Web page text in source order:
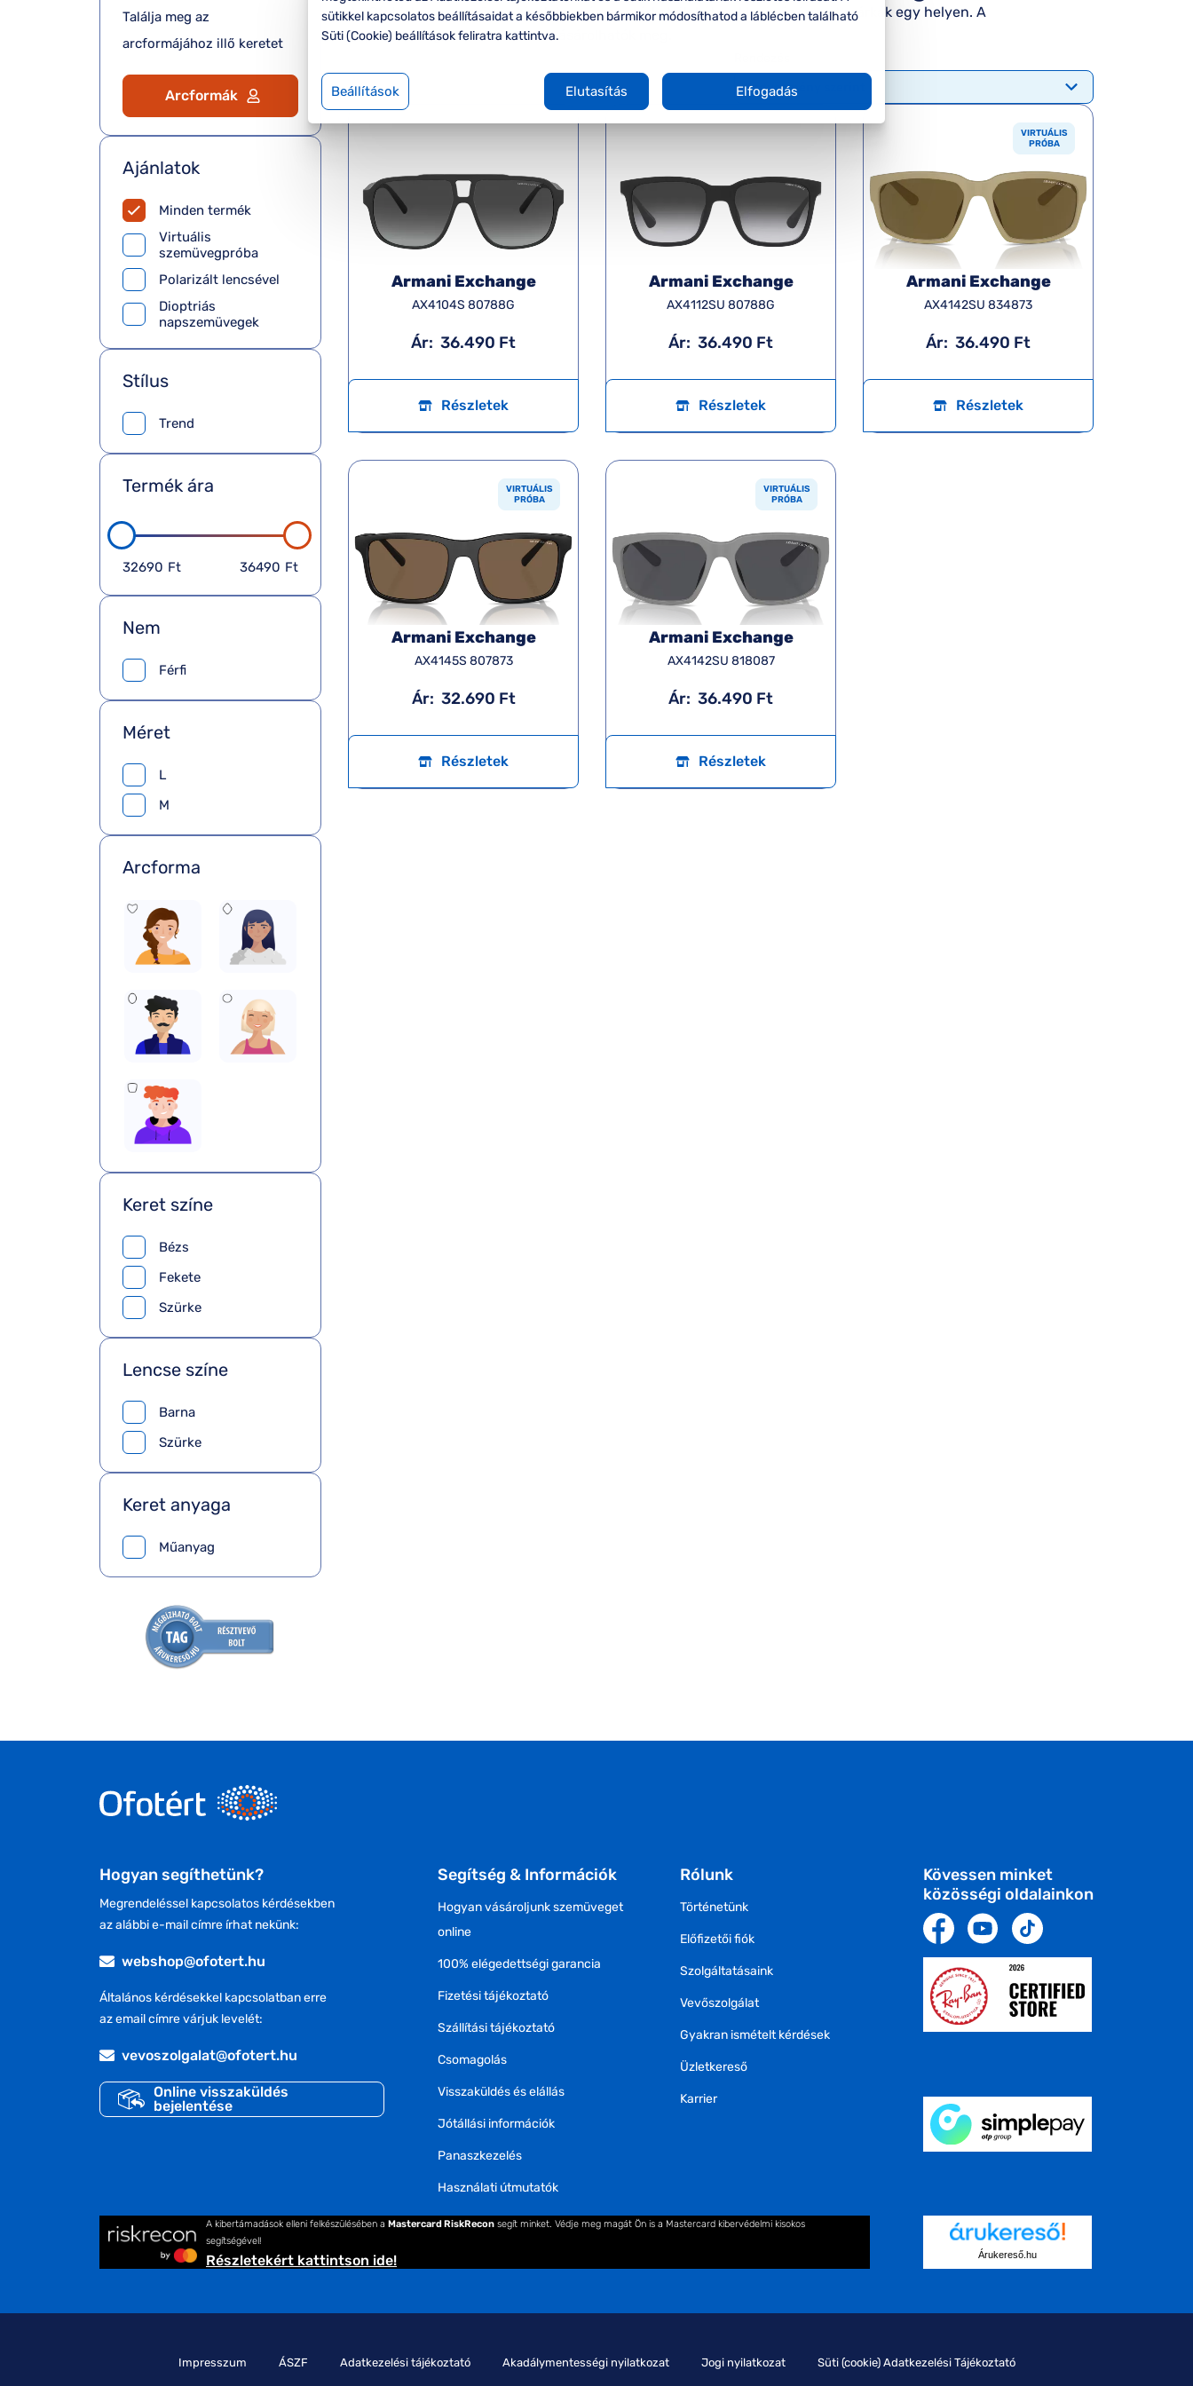
Találja meg az
arcformájához illő keretet
Arcformák
Ajánlatok
Minden termék
Virtuális
szemüvegpróba
Polarizált lencsével
Dioptriás
napszemüvegek
Stílus
Trend
Termék ára
32690 Ft 36490 Ft
Nem
Férfi
Méret
L
M
Arcforma
Keret színe
Bézs
Fekete
Szürke
Lencse színe
Barna
Szürke
Keret anyaga
Műanyag
Az Ofotért napszemüveg kínálata számos márkat ölel át, exkluzív és ismert márkák egy helyen. A
napszemüvegek üzleteinkben vásárolhatók meg.
Armani Exchange
AX4104S 80788G
Ár: 36.490 Ft
Részletek
Armani Exchange
AX4112SU 80788G
Ár: 36.490 Ft
Részletek
VIRTUÁLIS
PRÓBA
Armani Exchange
AX4142SU 834873
Ár: 36.490 Ft
Részletek
VIRTUÁLIS
PRÓBA
Armani Exchange
AX4145S 807873
Ár: 32.690 Ft
Részletek
VIRTUÁLIS
PRÓBA
Armani Exchange
AX4142SU 818087
Ár: 36.490 Ft
Részletek
Hogyan segíthetünk?
Megrendeléssel kapcsolatos kérdésekben
az alábbi e-mail címre írhat nekünk:
webshop@ofotert.hu
Általános kérdésekkel kapcsolatban erre
az email címre várjuk levelét:
vevoszolgalat@ofotert.hu
Online visszaküldés
bejelentése
Segítség & Információk
Hogyan vásároljunk szemüveget
online
100% elégedettségi garancia
Fizetési tájékoztató
Szállítási tájékoztató
Csomagolás
Visszaküldés és elállás
Jótállási információk
Panaszkezelés
Használati útmutatók
Rólunk
Történetünk
Előfizetői fiók
Szolgáltatásaink
Vevőszolgálat
Gyakran ismételt kérdések
Üzletkereső
Karrier
Kövessen minket
közösségi oldalainkon
Árukereső.hu
A kibertámadások elleni felkészülésében a Mastercard RiskRecon segít minket. Védje meg magát Ön is a Mastercard kibervédelmi kisokos
segítségével!
Részletekért kattintson ide!
Impresszum ÁSZF Adatkezelési tájékoztató Akadálymentességi nyilatkozat Jogi nyilatkozat Süti (cookie) Adatkezelési Tájékoztató
sütikkel kapcsolatos beállításaidat a későbbiekben bármikor módosíthatod a láblécben található
Süti (Cookie) beállítások feliratra kattintva.
Beállítások Elutasítás Elfogadás